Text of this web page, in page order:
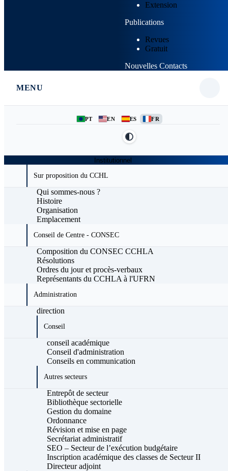
Extension
Publications
Revues
Gratuit
Nouvelles Contacts
MENU
PT EN ES FR
Institutionnel
Sur proposition du CCHL
Qui sommes-nous ?
Histoire
Organisation
Emplacement
Conseil de Centre - CONSEC
Composition du CONSEC CCHLA
Résolutions
Ordres du jour et procès-verbaux
Représentants du CCHLA à l'UFRN
Administration
direction
Conseil
conseil académique
Conseil d'administration
Conseils en communication
Autres secteurs
Entrepôt de secteur
Bibliothèque sectorielle
Gestion du domaine
Ordonnance
Révision et mise en page
Secrétariat administratif
SEO – Secteur de l’exécution budgétaire
Inscription académique des classes de Secteur II
Directeur adjoint